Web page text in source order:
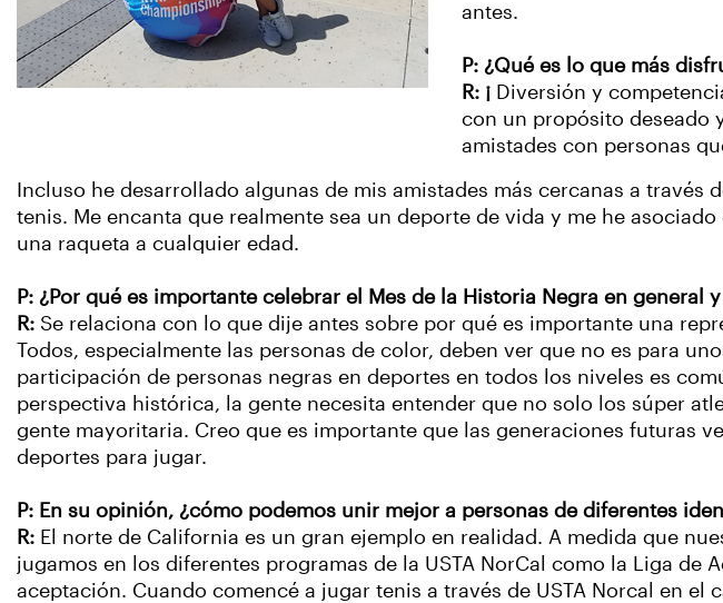
antes.
P: ¿Qué es lo que más
R: ¡ Diversión y
con un propósito deseado
amistades con personas
Incluso he desarrollado algunas de mis amistades más cercanas a
tenis. Me encanta que realmente sea un deporte de vida y me he
una raqueta a cualquier edad.
P: ¿Por qué es importante celebrar el Mes de la Historia Negra en general
R: Se relaciona con lo que dije antes sobre por qué es importante una
Todos, especialmente las personas de color, deben ver que no es para
participación de personas negras en deportes en todos los niveles es
perspectiva histórica, la gente necesita entender que no solo los súper
gente mayoritaria. Creo que es importante que las generaciones futuras
deportes para jugar.
P: En su opinión, ¿cómo podemos unir mejor a personas de diferentes
R: El norte de California es un gran ejemplo en realidad. A medida que
jugamos en los diferentes programas de la USTA NorCal como la Liga
aceptación. Cuando comencé a jugar tenis a través de USTA Norcal en